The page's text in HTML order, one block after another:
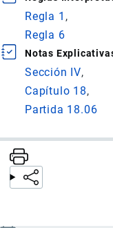
Regla 1
Regla 6
Notas
Sección IV
Capítulo 18
Partida 18.06